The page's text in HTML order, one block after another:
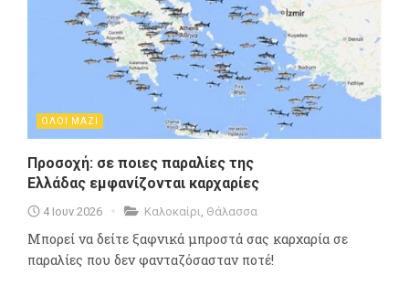
ΟΛΟΙ ΜΑΖΙ
Προσοχή: σε ποιες παραλίες της
Ελλάδας εμφανίζονται καρχαρίες
4 Ιουν 2026 Καλοκαίρι Θάλασσα
Μπορεί να δείτε ξαφνικά μπροστά σας καρχαρία σε
παραλίες που δεν φανταζόσασταν ποτέ!